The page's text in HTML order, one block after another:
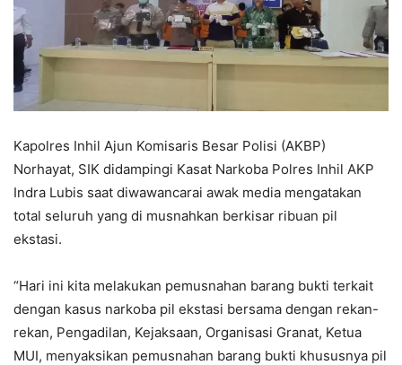
Kapolres Inhil Ajun Komisaris Besar Polisi (AKBP)
Norhayat, SIK didampingi Kasat Narkoba Polres Inhil AKP
Indra Lubis saat diwawancarai awak media mengatakan
total seluruh yang di musnahkan berkisar ribuan pil
ekstasi.
“Hari ini kita melakukan pemusnahan barang bukti terkait
dengan kasus narkoba pil ekstasi bersama dengan rekan-
rekan, Pengadilan, Kejaksaan, Organisasi Granat, Ketua
MUI, menyaksikan pemusnahan barang bukti khususnya pil